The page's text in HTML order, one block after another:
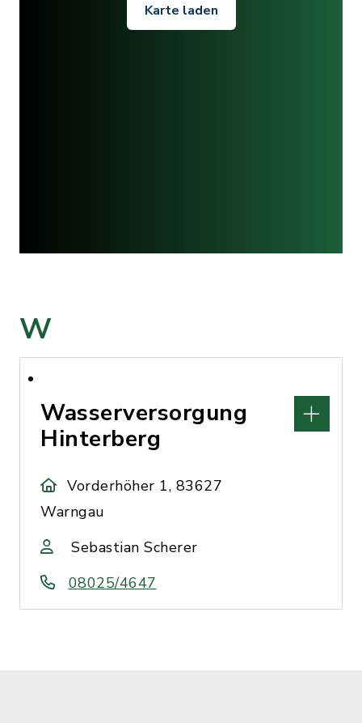
Karte laden
W
Wasserversorgung
Hinterberg
Vorderhöher 1, 83627
Warngau
Sebastian Scherer
08025/4647